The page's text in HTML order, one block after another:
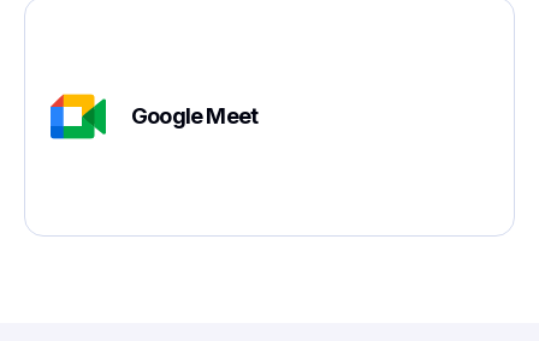
Google Meet